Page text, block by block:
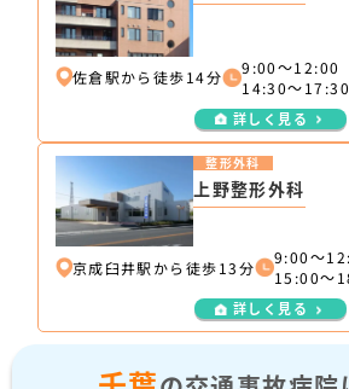
佐倉駅から徒歩14分
9:00～12:00
14:30～17:30
詳しく見る
上野整形外科
整形外科
京成臼井駅から徒歩13分
9:00～
15:00～
詳しく見る